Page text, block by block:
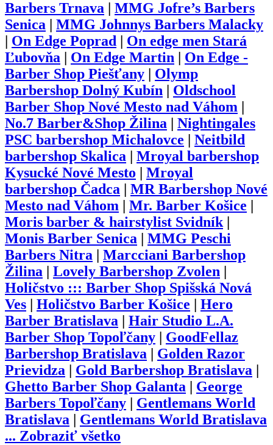
Barbers Trnava
MMG Jofre’s Barbers
Senica
MMG Johnnys Barbers Malacky
On Edge Poprad
On edge men Stará
Ľubovňa
On Edge Martin
On Edge -
Barber Shop Piešťany
Olymp
Barbershop Dolný Kubín
Oldschool
Barber Shop Nové Mesto nad Váhom
No.7 Barber&Shop Žilina
Nightingales
PSC barbershop Michalovce
Neitbild
barbershop Skalica
Mroyal barbershop
Kysucké Nové Mesto
Mroyal
barbershop Čadca
MR Barbershop Nové
Mesto nad Váhom
Mr. Barber Košice
Moris barber & hairstylist Svidník|
Monis Barber Senica
MMG Peschi
Barbers Nitra
Marcciani Barbershop
Žilina
Lovely Barbershop Zvolen
Holičstvo ::: Barber Shop Spišská Nová
Ves
Holičstvo Barber Košice
Hero
Barber Bratislava
Hair Studio L.A.
Barber Shop Topoľčany
GoodFellaz
Barbershop Bratislava
Golden Razor
Prievidza
Gold Barbershop Bratislava
Ghetto Barber Shop Galanta
George
Barbers Topoľčany
Gentlemans World
Bratislava
Gentlemans World Bratislava
... Zobraziť všetko